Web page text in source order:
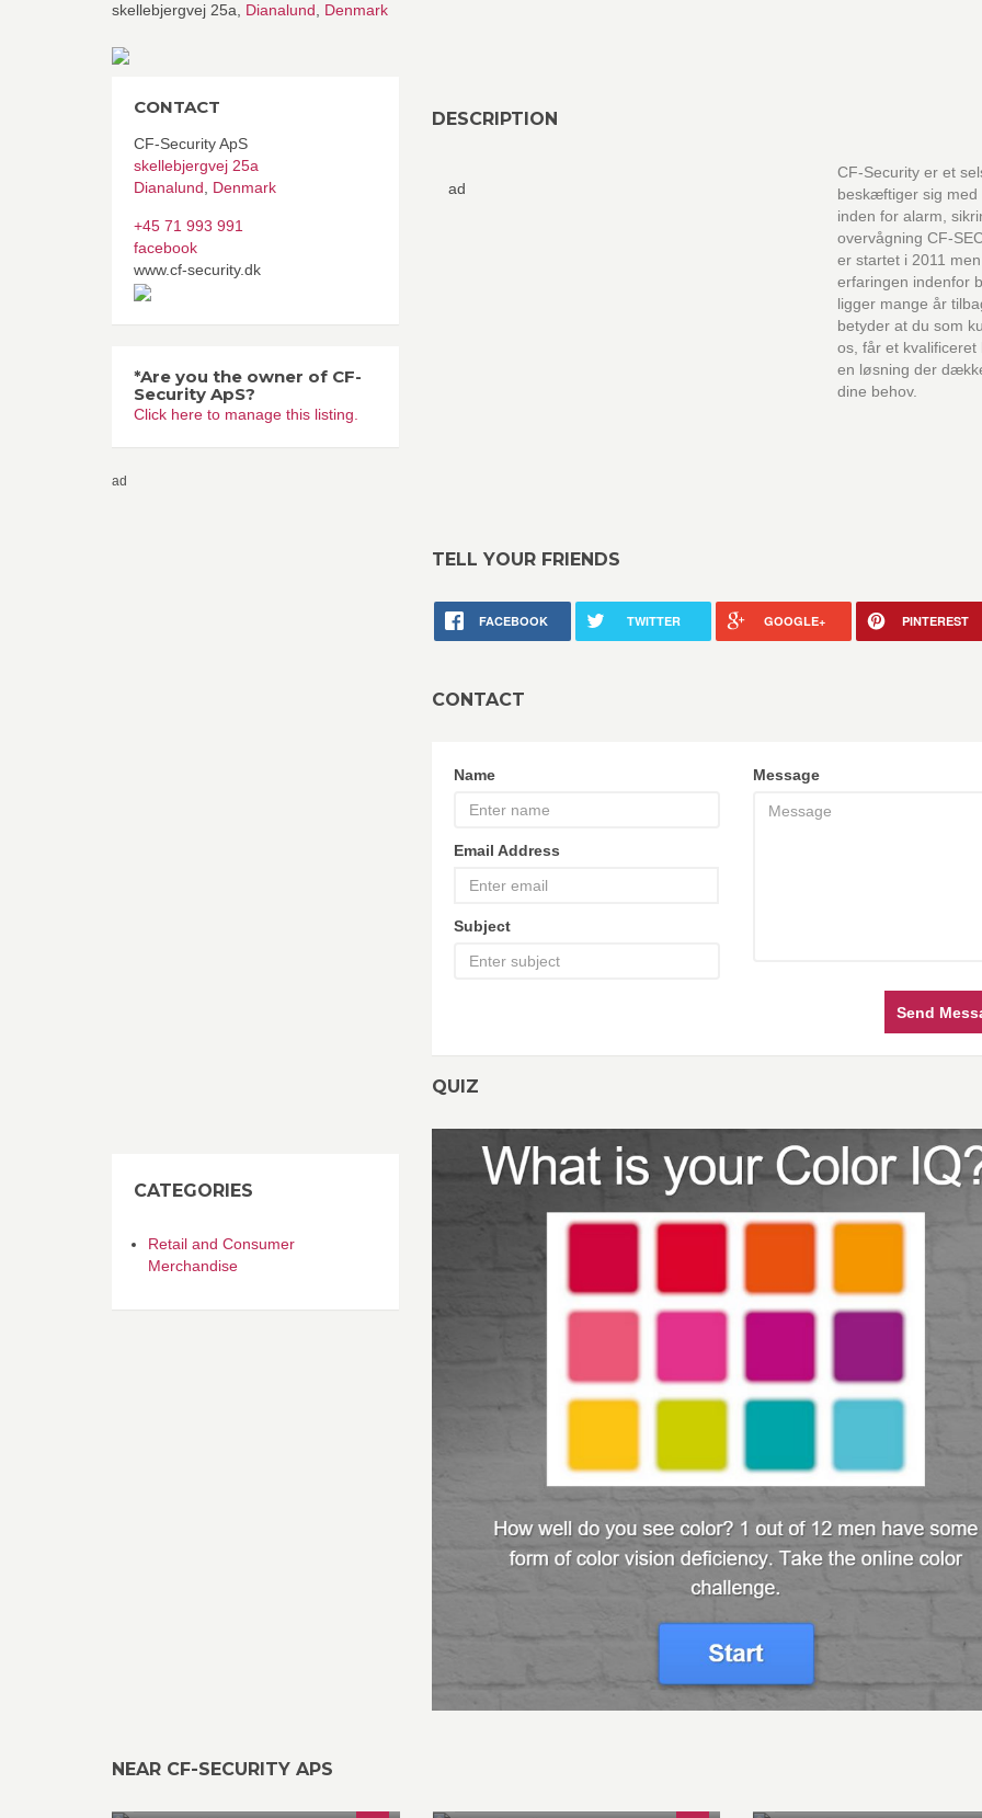
skellebjergvej 25a, Dianalund Denmark
DESCRIPTION
ad
CF-Security er et
beskæftiger sig med
inden for alarm,
overvågning CF-
er startet i 2011 men
erfaringen indenfor
ligger mange år
betyder at du som
os, får et kvalificeret
en løsning der
dine behov.
TELL YOUR FRIENDS
FACEBOOK TWITTER GOOGLE+ PINTEREST
CONTACT
Name
Email Address
Subject
Message
Send
QUIZ
CONTACT
CF-Security ApS
skellebjergvej 25a
Dianalund
Denmark
+45 71 993 991
facebook
www.cf-security.dk
*Are you the owner of CF-
Security ApS?
Click here to manage this listing.
ad
CATEGORIES
Retail and Consumer
Merchandise
NEAR CF-SECURITY APS